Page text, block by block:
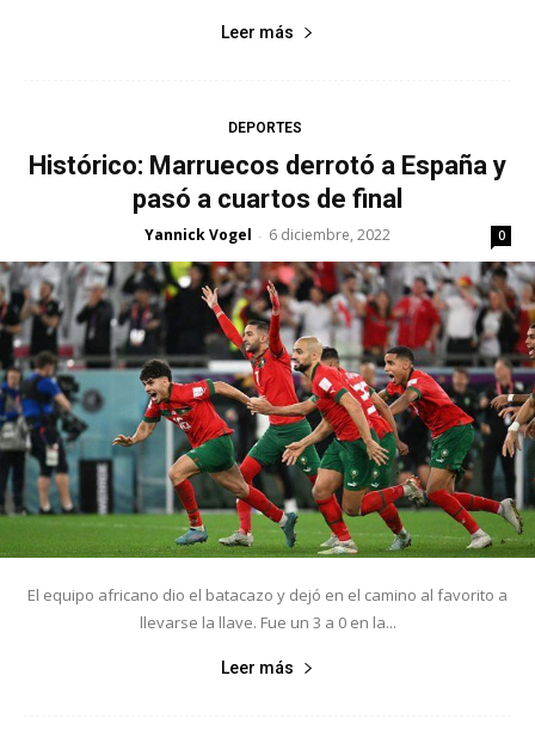
Leer más
DEPORTES
Histórico: Marruecos derrotó a España y
pasó a cuartos de final
Yannick Vogel - 6 diciembre, 2022 0
El equipo africano dio el batacazo y dejó en el camino al favorito a
llevarse la llave. Fue un 3 a 0 en la...
Leer más